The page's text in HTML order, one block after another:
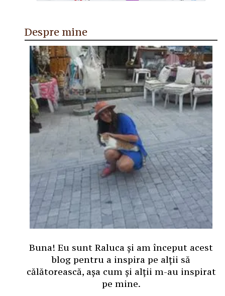
Despre mine
Buna! Eu sunt Raluca și am început acest
blog pentru a inspira pe alții să
călătorească, așa cum și alții m-au inspirat
pe mine.